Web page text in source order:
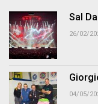
Sal
26/02/
04/05/